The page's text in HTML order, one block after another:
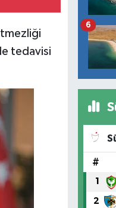
tedavisi
6
#
1
2